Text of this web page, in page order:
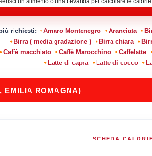
richiesti: Amaro Montenegro Aranciata
Birra ( media gradazione )
Birra chiara
Caffè macchiato
Caffè Marocchino Caffelatte
Latte di capra
Latte di cocco
EMILIA ROMAGNA)
SCHEDA